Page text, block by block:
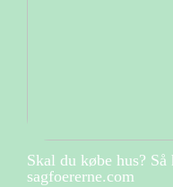
Skal du købe hus?
sagfoererne.com